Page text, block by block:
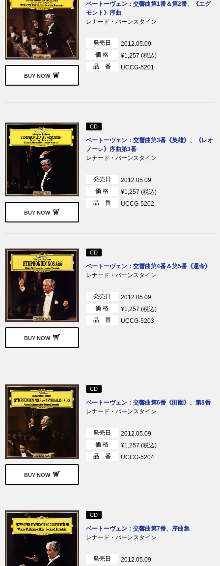
BUY NOW
ベートーヴェン：交響曲第1番＆第2番、《エグ
モント》序曲
レナード・バーンスタイン
発売日
2012.05.09
価 格
¥1,257 (税込)
品 番
UCCG-5201
BUY NOW
CD
ベートーヴェン：交響曲第3番《英雄》、《レオ
ノーレ》序曲第3番
レナード・バーンスタイン
発売日
2012.05.09
価 格
¥1,257 (税込)
品 番
UCCG-5202
BUY NOW
CD
ベートーヴェン：交響曲第4番＆第5番《運命》
レナード・バーンスタイン
発売日
2012.05.09
価 格
¥1,257 (税込)
品 番
UCCG-5203
BUY NOW
CD
ベートーヴェン：交響曲第6番《田園》、第8番
レナード・バーンスタイン
発売日
2012.05.09
価 格
¥1,257 (税込)
品 番
UCCG-5204
CD
ベートーヴェン：交響曲第7番、序曲集
レナード・バーンスタイン
発売日
2012.05.09